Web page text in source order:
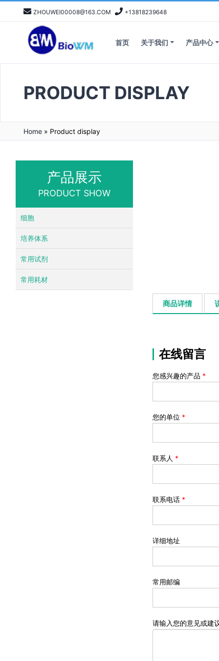
ZHOUWEI00008@163.COM +13818239648
首页 关于我们 产品中心
PRODUCT DISPLAY
Home » Product display
产品展示
PRODUCT SHOW
细胞
培养体系
常用试剂
常用耗材
商品详情
在线留言
您感兴趣的产品 *
您的单位 *
联系人 *
联系电话 *
详细地址
常用邮编
请输入您的意见或建